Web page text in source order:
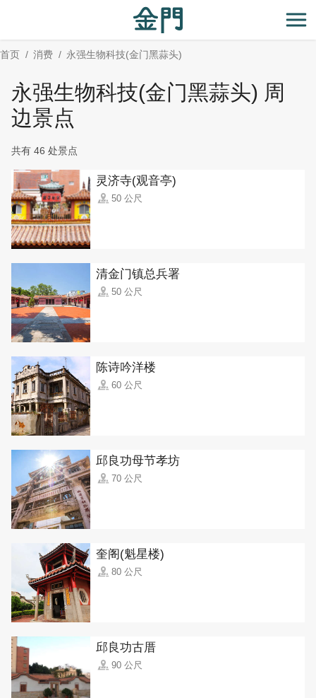
主
要
开
首页 消费 永强生物科技(金门黑蒜头)
永强生物科技(金门黑蒜头) 周
边景点
共有 46 处景点
灵济寺(观音亭)
50 公尺
清金门镇总兵署
50 公尺
陈诗吟洋楼
60 公尺
邱良功母节孝坊
70 公尺
奎阁(魁星楼)
80 公尺
邱良功古厝
90 公尺